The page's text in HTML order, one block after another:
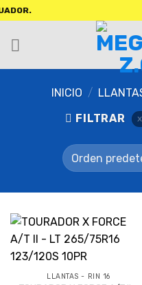
INICIO /
FILTRAR
LLANTAS - RIN 16